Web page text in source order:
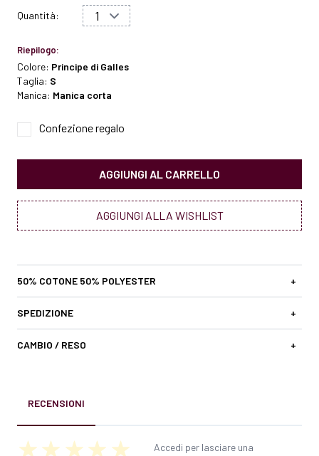
Quantità:
Riepilogo:
Colore: Principe di Galles
Taglia: S
Manica: Manica corta
Confezione regalo
AGGIUNGI AL CARRELLO
AGGIUNGI ALLA WISHLIST
50% COTONE 50% POLYESTER +
SPEDIZIONE +
CAMBIO / RESO +
RECENSIONI
Accedi per lasciare una